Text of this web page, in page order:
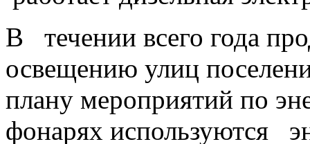
В течении всего года
освещению улиц
плану мероприятий по
фонарях используются